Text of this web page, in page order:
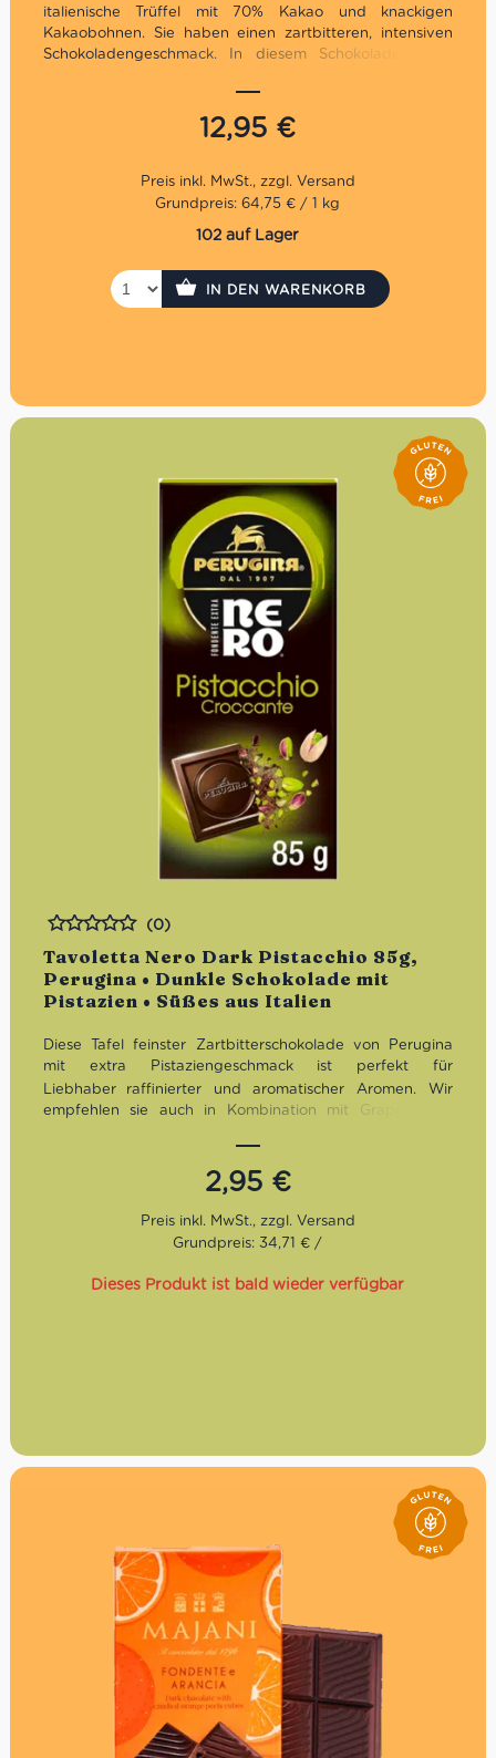
italienische Trüffel mit 70% Kakao und knackigen
Kakaobohnen. Sie haben einen zartbitteren, intensiven
Schokoladengeschmack. In diesem Schokoladentrüffel
gerösteter Kakobohnen zusammen. Diese Kombination
aus zart bitterer Sckokolade mit 70% Kakao und den
knackigen Kakobohnen sorgt für eine
durch den intensiven Kakaogeschmack, welche durch
den hohen Kakaoanteil in die Trüffelpraline kommen. Das
cioccolato fondente 70% e fave di cacao ist phänomenal
Die Antica Torroneria Piemontese ist seit 1885 das
Haselnuss. Um die Qualität sicherzustellen, hat die Familie
Sebaste zusammen mit den über 30 Haselnussbauern
eine eigene Normierung vereinbart. Erst kurz vor der
Verarbeitung werden sie geknackt und anschließend von
Röstmeister Massimo in kleinen Portionen geröstet. Die
Tartufi dolci enthalten bis zu 42% der wertvollen
Piemonteser Haselnuss. Diese Tartufi dolci neri enthalten
70% dunkle Schokolade, karamellisierten
Kakaobohnensplittern und Haselnusspaste.
12,95 €
Grundpreis: 64,75 € / 1 kg
102 auf Lager
IN DEN WARENKORB
Tavoletta Nero Dark Pistacchio 85g,
Perugina • Dunkle Schokolade mit
Pistazien • Süßes aus Italien
Bewertet
(0)
Diese Tafel feinster Zartbitterschokolade von Perugina
mit extra Pistaziengeschmack ist perfekt für
Liebhaber
raffinierter und aromatischer Aromen. Wir
empfehlen sie auch in Kombination mit Grappas mit
Schokolade angenehm ergänzen.
2,95 €
Grundpreis: 34,71 € /
Dieses Produkt ist bald wieder verfügbar